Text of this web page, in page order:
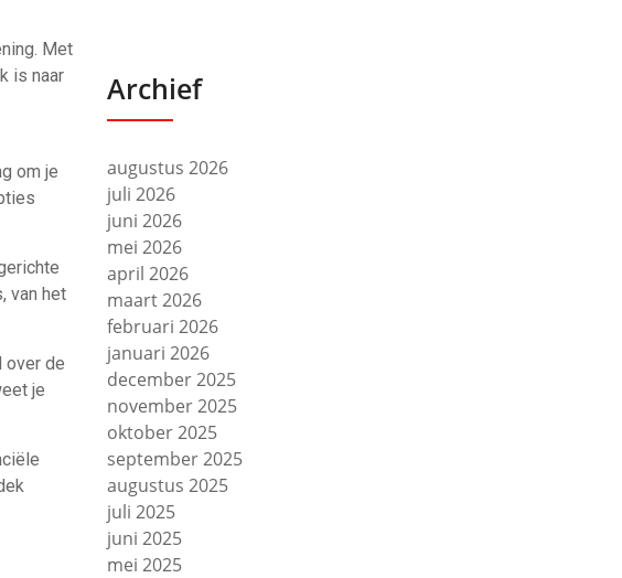
Met
is naar
om je
van het
over de
je
Archief
augustus 2026
juli 2026
juni 2026
mei 2026
april 2026
maart 2026
februari 2026
januari 2026
december 2025
november 2025
oktober 2025
september 2025
augustus 2025
juli 2025
juni 2025
mei 2025